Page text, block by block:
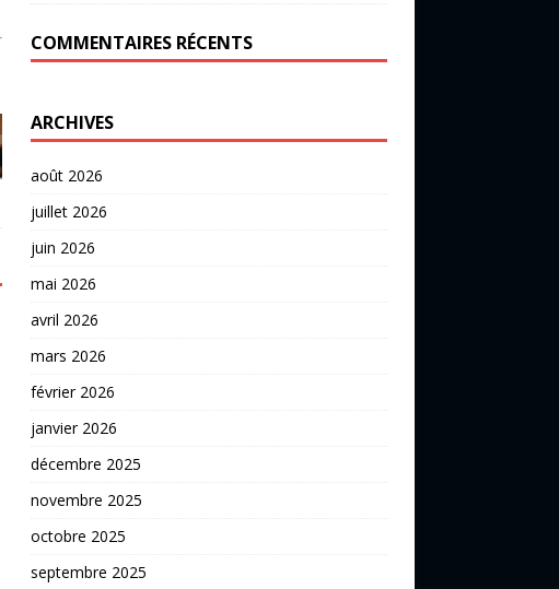
COMMENTAIRES RÉCENTS
ARCHIVES
août 2026
juillet 2026
juin 2026
mai 2026
avril 2026
mars 2026
février 2026
janvier 2026
décembre 2025
novembre 2025
octobre 2025
septembre 2025